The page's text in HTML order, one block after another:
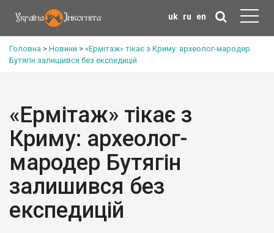
uk ru en
Головна > Новини > «Ермітаж» тікає з Криму: археолог-мародер
Бутягін залишився без експедицій
«Ермітаж» тікає з
Криму: археолог-
мародер Бутягін
залишився без
експедицій